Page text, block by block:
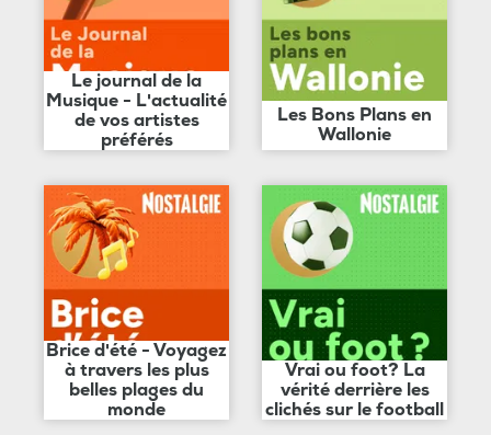
Le journal de la
Musique - L'actualité
de vos artistes
préférés
Les Bons Plans en
Wallonie
Brice d'été - Voyagez
à travers les plus
belles plages du
monde
Vrai ou foot? La
vérité derrière les
clichés sur le football